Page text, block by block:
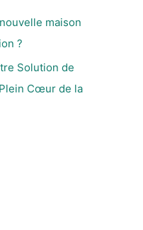
maison
?
Solution de
Cœur de la